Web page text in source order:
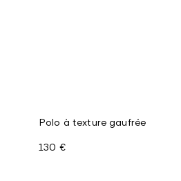
Polo à texture gaufrée
130 €